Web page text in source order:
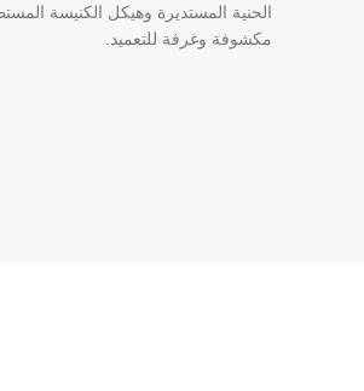
الحنية المستديرة وهيكل الكنيسة
مكشوفة وغرفة للتعميد.